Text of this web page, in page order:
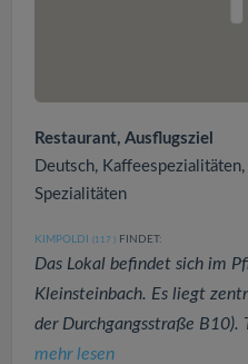
Restaurant, Ausflugsziel
Deutsch,
Spezialitäten
KIMPOLDI (117 ) FINDET:
Das Lokal befindet sich im
Kleinsteinbach. Es liegt
der Durchgangsstraße B10).
mehr lesen